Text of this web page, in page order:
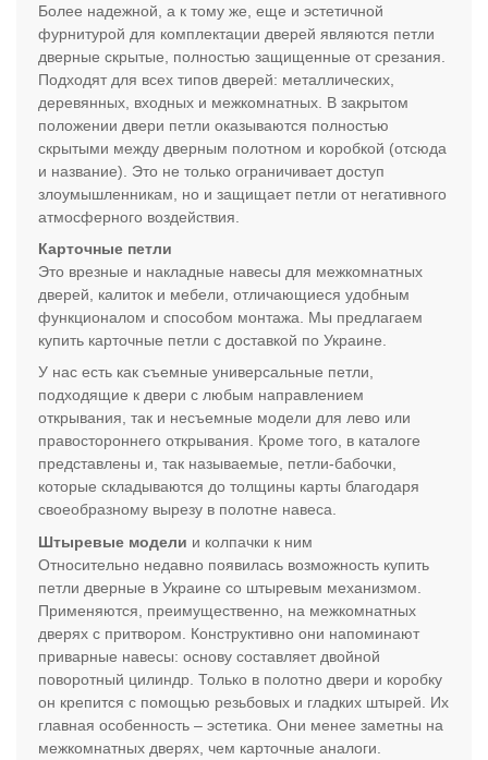
Более надежной, а к тому же, еще и эстетичной
фурнитурой для комплектации дверей являются петли
дверные скрытые, полностью защищенные от срезания.
Подходят для всех типов дверей: металлических,
деревянных, входных и межкомнатных. В закрытом
положении двери петли оказываются полностью
скрытыми между дверным полотном и коробкой (отсюда
и название). Это не только ограничивает доступ
злоумышленникам, но и защищает петли от негативного
атмосферного воздействия.
Карточные петли
Это врезные и накладные навесы для межкомнатных
дверей, калиток и мебели, отличающиеся удобным
функционалом и способом монтажа. Мы предлагаем
купить карточные петли с доставкой по Украине.
У нас есть как съемные универсальные петли,
подходящие к двери с любым направлением
открывания, так и несъемные модели для лево или
правостороннего открывания. Кроме того, в каталоге
представлены и, так называемые, петли-бабочки,
которые складываются до толщины карты благодаря
своеобразному вырезу в полотне навеса.
Штыревые модели и колпачки к ним
Относительно недавно появилась возможность купить
петли дверные в Украине со штыревым механизмом.
Применяются, преимущественно, на межкомнатных
дверях с притвором. Конструктивно они напоминают
приварные навесы: основу составляет двойной
поворотный цилиндр. Только в полотно двери и коробку
он крепится с помощью резьбовых и гладких штырей. Их
главная особенность – эстетика. Они менее заметны на
межкомнатных дверях, чем карточные аналоги.